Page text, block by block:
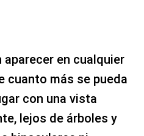
en cualquier
cuanto más se pueda
con una vista
lejos de árboles y